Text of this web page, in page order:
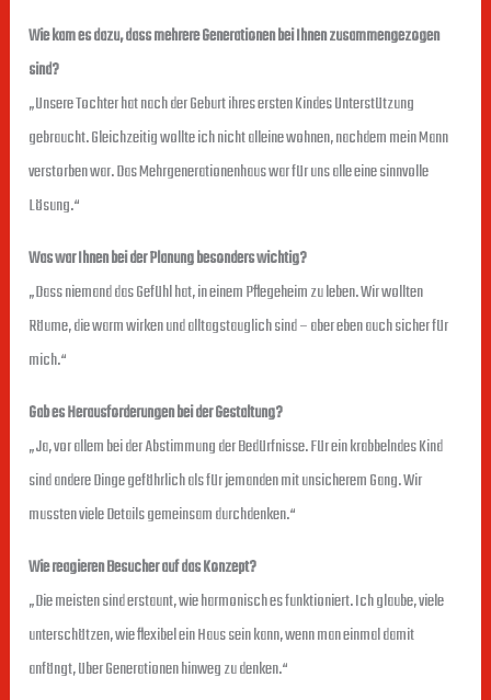
Wie kam es dazu, dass mehrere Generationen bei Ihnen zusammengezogen
sind?
„Unsere Tochter hat nach der Geburt ihres ersten Kindes Unterstützung
gebraucht. Gleichzeitig wollte ich nicht alleine wohnen, nachdem mein Mann
verstorben war. Das Mehrgenerationenhaus war für uns alle eine sinnvolle
Lösung.“
Was war Ihnen bei der Planung besonders wichtig?
„Dass niemand das Gefühl hat, in einem Pflegeheim zu leben. Wir wollten
Räume, die warm wirken und alltagstauglich sind – aber eben auch sicher für
mich.“
Gab es Herausforderungen bei der Gestaltung?
„Ja, vor allem bei der Abstimmung der Bedürfnisse. Für ein krabbelndes Kind
sind andere Dinge gefährlich als für jemanden mit unsicherem Gang. Wir
mussten viele Details gemeinsam durchdenken.“
Wie reagieren Besucher auf das Konzept?
„Die meisten sind erstaunt, wie harmonisch es funktioniert. Ich glaube, viele
unterschätzen, wie flexibel ein Haus sein kann, wenn man einmal damit
anfängt, über Generationen hinweg zu denken.“